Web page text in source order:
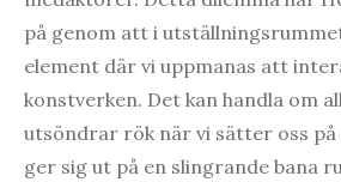
på genom att i
element där vi uppmanas att
konstverken. Det kan handla om
utsöndrar rök när vi sätter oss
ger sig ut på en slingrande bana